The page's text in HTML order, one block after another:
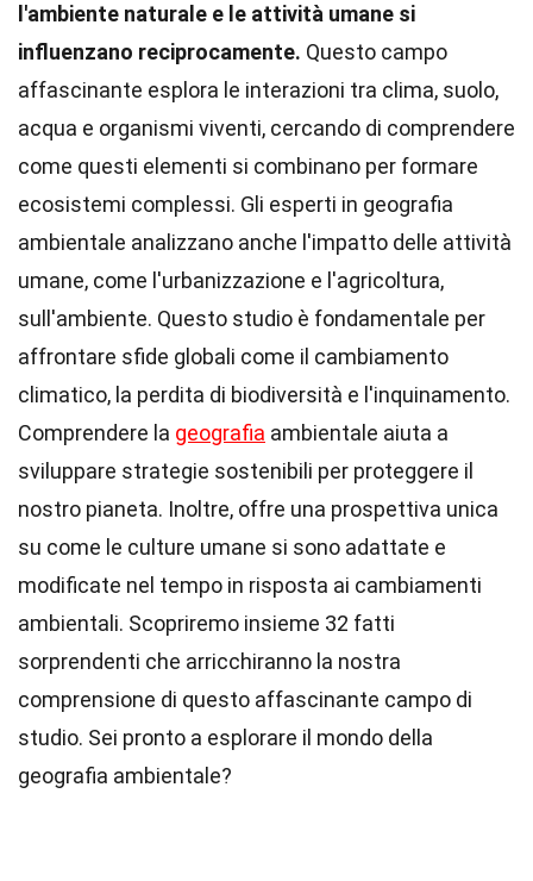
l'ambiente naturale e le attività umane si
influenzano reciprocamente. Questo campo
affascinante esplora le interazioni tra clima, suolo,
acqua e organismi viventi, cercando di comprendere
come questi elementi si combinano per formare
ecosistemi complessi. Gli esperti in geografia
ambientale analizzano anche l'impatto delle attività
umane, come l'urbanizzazione e l'agricoltura,
sull'ambiente. Questo studio è fondamentale per
affrontare sfide globali come il cambiamento
climatico, la perdita di biodiversità e l'inquinamento.
Comprendere la geografia ambientale aiuta a
sviluppare strategie sostenibili per proteggere il
nostro pianeta. Inoltre, offre una prospettiva unica
su come le culture umane si sono adattate e
modificate nel tempo in risposta ai cambiamenti
ambientali. Scopriremo insieme 32 fatti
sorprendenti che arricchiranno la nostra
comprensione di questo affascinante campo di
studio. Sei pronto a esplorare il mondo della
geografia ambientale?